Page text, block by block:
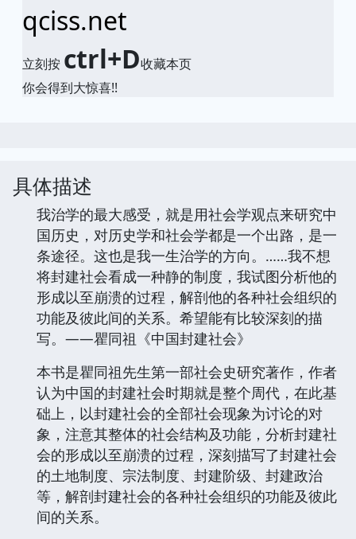
qciss.net
立刻按 ctrl+D收藏本页
你会得到大惊喜!!
具体描述
我治学的最大感受，就是用社会学观点来研究中
国历史，对历史学和社会学都是一个出路，是一
条途径。这也是我一生治学的方向。……我不想
将封建社会看成一种静的制度，我试图分析他的
形成以至崩溃的过程，解剖他的各种社会组织的
功能及彼此间的关系。希望能有比较深刻的描
写。——瞿同祖《中国封建社会》
本书是瞿同祖先生第一部社会史研究著作，作者
认为中国的封建社会时期就是整个周代，在此基
础上，以封建社会的全部社会现象为讨论的对
象，注意其整体的社会结构及功能，分析封建社
会的形成以至崩溃的过程，深刻描写了封建社会
的土地制度、宗法制度、封建阶级、封建政治
等，解剖封建社会的各种社会组织的功能及彼此
间的关系。